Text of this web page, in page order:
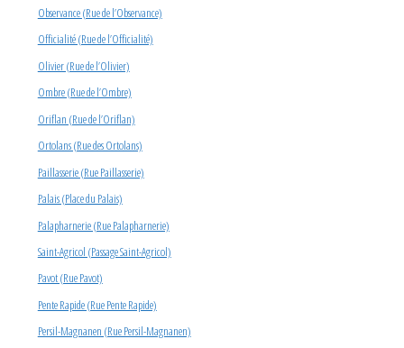
Observance (Rue de l’Observance)
Officialité (Rue de l’Officialité)
Olivier (Rue de l’Olivier)
Ombre (Rue de l’Ombre)
Oriflan (Rue de l’Oriflan)
Ortolans (Rue des Ortolans)
Paillasserie (Rue Paillasserie)
Palais (Place du Palais)
Palapharnerie (Rue Palapharnerie)
Saint-Agricol (Passage Saint-Agricol)
Pavot (Rue Pavot)
Pente Rapide (Rue Pente Rapide)
Persil-Magnanen (Rue Persil-Magnanen)